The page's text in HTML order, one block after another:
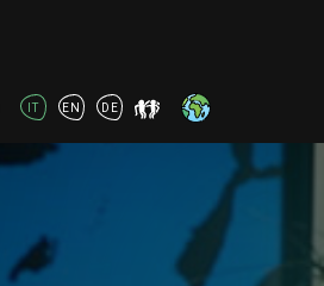
IT EN DE